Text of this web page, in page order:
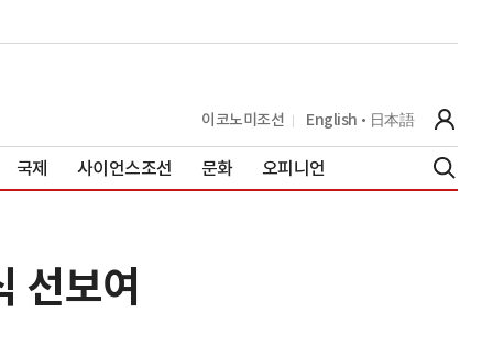
이코노미조선 English 日本語
국제 사이언스조선 문화 오피니언
선보여